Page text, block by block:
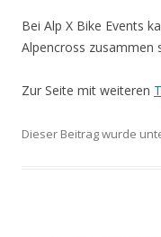
Bei Alp X Bike Events
Alpencross zusammen
Zur Seite mit weiteren
Dieser Beitrag wurde